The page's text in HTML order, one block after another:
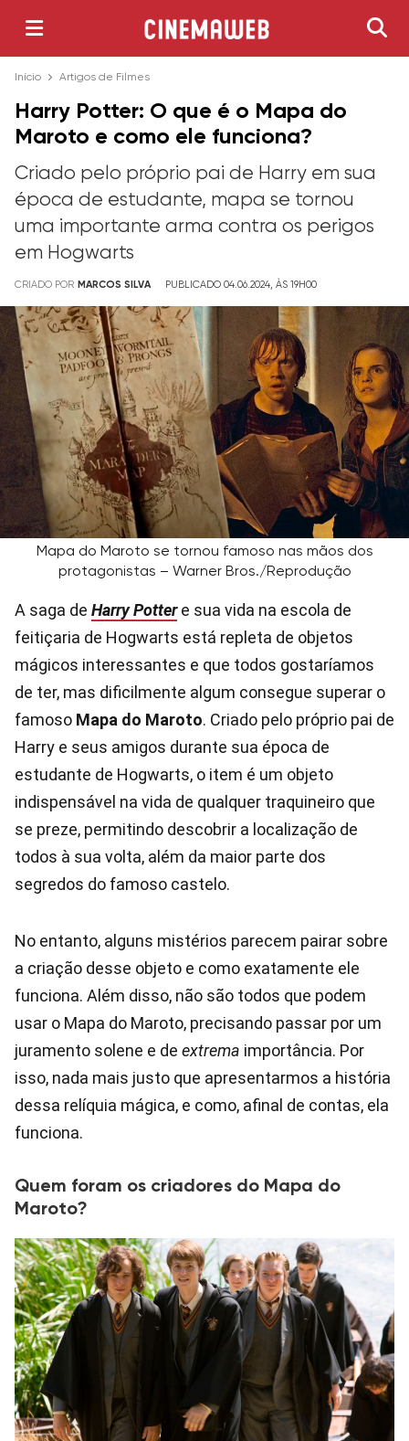
Início Artigos de Filmes
Harry Potter: O que é o Mapa do
Maroto e como ele funciona?
Criado pelo próprio pai de Harry em sua
época de estudante, mapa se tornou
uma importante arma contra os perigos
em Hogwarts
CRIADO POR MARCOS SILVA PUBLICADO 04.06.2024, ÀS 19H00
Mapa do Maroto se tornou famoso nas mãos dos
protagonistas – Warner Bros./Reprodução
A saga de Harry Pottere sua vida na escola de
feitiçaria de Hogwarts está repleta de objetos
mágicos interessantes e que todos gostaríamos
de ter, mas dificilmente algum consegue superar o
famoso Mapa do Maroto. Criado pelo próprio pai de
Harry e seus amigos durante sua época de
estudante de Hogwarts, o item é um objeto
indispensável na vida de qualquer traquineiro que
se preze, permitindo descobrir a localização de
todos à sua volta, além da maior parte dos
segredos do famoso castelo.
No entanto, alguns mistérios parecem pairar sobre
a criação desse objeto e como exatamente ele
funciona. Além disso, não são todos que podem
usar o Mapa do Maroto, precisando passar por um
juramento solene e de extrema importância. Por
isso, nada mais justo que apresentarmos a história
dessa relíquia mágica, e como, afinal de contas, ela
funciona.
Quem foram os criadores do Mapa do
Maroto?